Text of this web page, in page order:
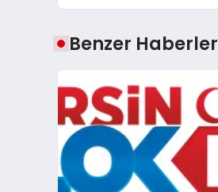
Benzer Haberler